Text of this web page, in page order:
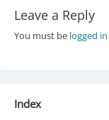
Leave a Reply
You must be logged in
Index